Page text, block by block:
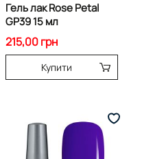
Гель лак Rose Petal
GP39 15 мл
215,00 грн
Купити